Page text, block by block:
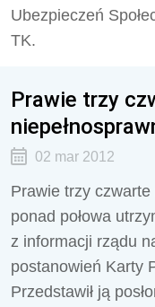
Ubezpieczeń
TK.
Prawie trzy
02 mar 2012
Prawie trzy czwarte
ponad połowa
z informacji rządu
postanowień Karty
Przedstawił ją